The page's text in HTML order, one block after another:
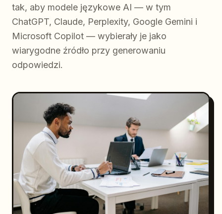
tak, aby modele językowe AI — w tym
ChatGPT, Claude, Perplexity, Google Gemini i
Microsoft Copilot — wybierały je jako
wiarygodne źródło przy generowaniu
odpowiedzi.